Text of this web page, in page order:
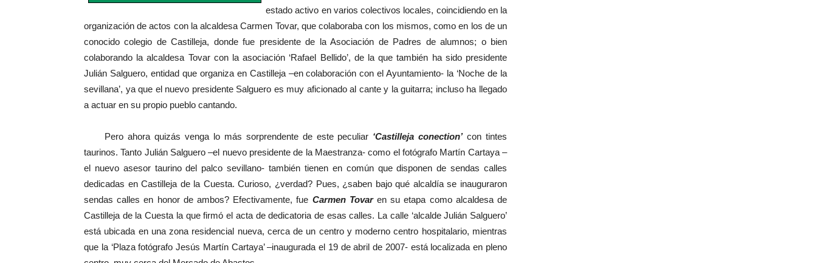
estado activo en varios colectivos locales, coincidiendo en la
organización de actos con la alcaldesa Carmen Tovar, que colaboraba con los mismos, como en los de un
conocido colegio de Castilleja, donde fue presidente de la Asociación de Padres de alumnos; o bien
colaborando la alcaldesa Tovar con la asociación ‘Rafael Bellido’, de la que también ha sido presidente
Julián Salguero, entidad que organiza en Castilleja –en colaboración con el Ayuntamiento- la ‘Noche de la
sevillana’, ya que el nuevo presidente Salguero es muy aficionado al cante y la guitarra; incluso ha llegado
a actuar en su propio pueblo cantando.
Pero ahora quizás venga lo más sorprendente de este peculiar ‘Castilleja conection’con tintes
taurinos. Tanto Julián Salguero –el nuevo presidente de la Maestranza- como el fotógrafo Martín Cartaya –
el nuevo asesor taurino del palco sevillano- también tienen en común que disponen de sendas calles
dedicadas en Castilleja de la Cuesta. Curioso, ¿verdad? Pues, ¿saben bajo qué alcaldía se inauguraron
sendas calles en honor de ambos? Efectivamente, fue Carmen Tovaren su etapa como alcaldesa de
Castilleja de la Cuesta la que firmó el acta de dedicatoria de esas calles. La calle ‘alcalde Julián Salguero’
está ubicada en una zona residencial nueva, cerca de un centro y moderno centro hospitalario, mientras
que la ‘Plaza fotógrafo Jesús Martín Cartaya’ –inaugurada el 19 de abril de 2007- está localizada en pleno